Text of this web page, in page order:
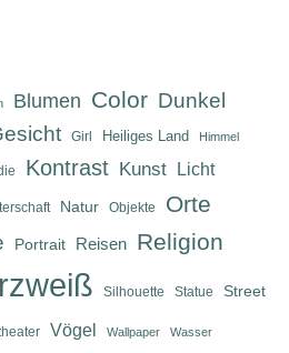
Blumen Color Dunkel
Girl Heiliges Land Himmel
Kontrast Kunst Licht
Natur Objekte Orte
Portrait Reisen Religion
Silhouette Statue Street
Vögel Wallpaper Wasser